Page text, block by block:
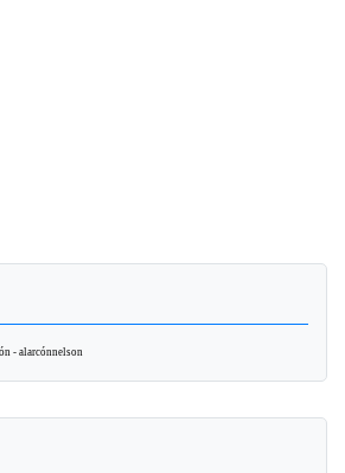
- alarcónnelson